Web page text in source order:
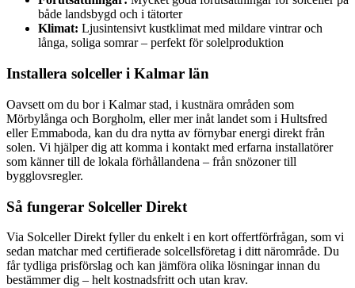
både landsbygd och i tätorter
Klimat: Ljusintensivt kustklimat med mildare vintrar och
långa, soliga somrar – perfekt för solelproduktion
Installera solceller i Kalmar län
Oavsett om du bor i Kalmar stad, i kustnära områden som
Mörbylånga och Borgholm, eller mer inåt landet som i Hultsfred
eller Emmaboda, kan du dra nytta av förnybar energi direkt från
solen. Vi hjälper dig att komma i kontakt med erfarna installatörer
som känner till de lokala förhållandena – från snözoner till
bygglovsregler.
Så fungerar Solceller Direkt
Via Solceller Direkt fyller du enkelt i en kort offertförfrågan, som vi
sedan matchar med certifierade solcellsföretag i ditt närområde. Du
får tydliga prisförslag och kan jämföra olika lösningar innan du
bestämmer dig – helt kostnadsfritt och utan krav.